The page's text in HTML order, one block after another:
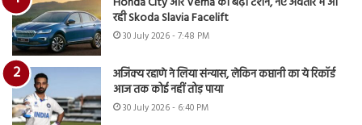
रही Skoda Slavia Facelift
30 July 2026 - 7:48 PM
अजिंक्य रहाणे ने लिया संन्यास, लेकिन कप्तानी का ये रिकॉर्ड
आज तक कोई नहीं तोड़ पाया
30 July 2026 - 6:40 PM